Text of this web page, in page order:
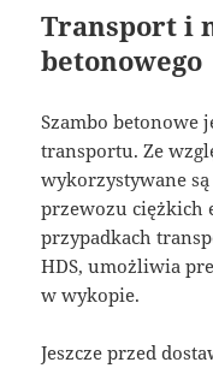
Transport i
betonowego
Szambo betonowe
transportu. Ze
wykorzystywane
przewozu ciężkich
przypadkach
HDS, umożliwia
w wykopie.
Jeszcze przed